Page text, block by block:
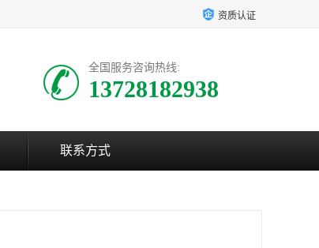
资质认证
全国服务咨询热线:
13728182938
联系方式